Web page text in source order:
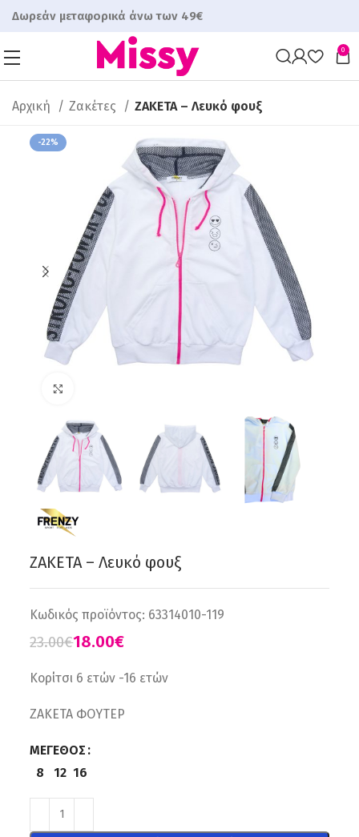
Δωρεάν μεταφορικά άνω των 49€
0
Αρχική Ζακέτες ΖΑΚΕΤΑ – Λευκό φουξ
-22%
ΖΑΚΕΤΑ – Λευκό φουξ
Κωδικός προϊόντος: 63314010-119
23.00€18.00€
Κορίτσι 6 ετών -16 ετών
ΖΑΚΕΤΑ ΦΟΥΤΕΡ
ΜΈΓΕΘΟΣ
8
12 16